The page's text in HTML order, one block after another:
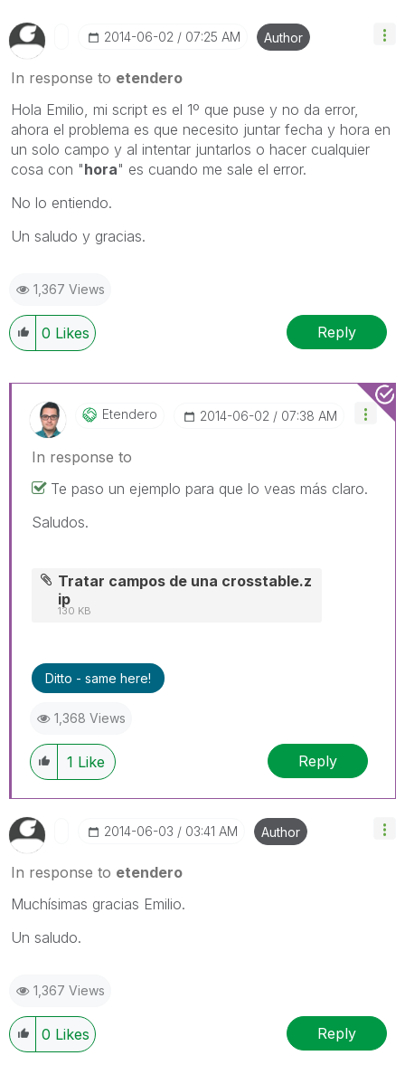
‎2014-06-02 07:25 AM Author
In response to etendero
Hola Emilio, mi script es el 1º que puse y no da error,
ahora el problema es que necesito juntar fecha y hora en
un solo campo y al intentar juntarlos o hacer cualquier
cosa con "hora" es cuando me sale el error.
No lo entiendo.
Un saludo y gracias.
1,367 Views
0 Likes Reply
Etendero ‎2014-06-02 07:38 AM
In response to
Te paso un ejemplo para que lo veas más claro.
Saludos.
Tratar campos de una crosstable.z
ip
130 KB
Ditto - same here!
1,368 Views
1 Like Reply
‎2014-06-03 03:41 AM Author
In response to etendero
Muchísimas gracias Emilio.
Un saludo.
1,367 Views
0 Likes Reply